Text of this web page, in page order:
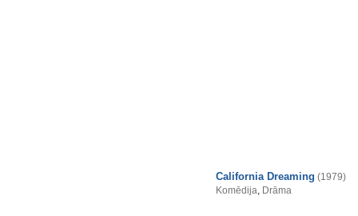
California Dreaming (1979)
Komēdija, Drāma